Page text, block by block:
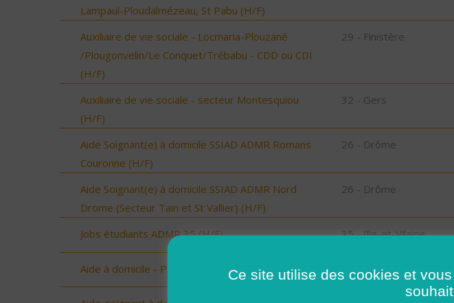
Lampaul-Ploudalmézeau, St Pabu (H/F)
Auxiliaire de vie sociale - Locmaria-Plouzané
/Plougonvelin/Le Conquet/Trébabu - CDD ou CDI
(H/F)
29 - Finistère
Auxiliaire de vie sociale - secteur Montesquiou
(H/F)
32 - Gers
Aide Soignant(e) à domicile SSIAD ADMR Romans
Couronne (H/F)
26 - Drôme
Aide Soignant(e) à domicile SSIAD ADMR Nord
Drome (Secteur Tain et St Vallier) (H/F)
26 - Drôme
Jobs étudiants ADMR 35 (H/F) 35 - Ille-et-Vilaine
Aide à domicile - Pouzauges (Vendée) (H/F) 85 - Vendée
Ce site utilise des cookies et